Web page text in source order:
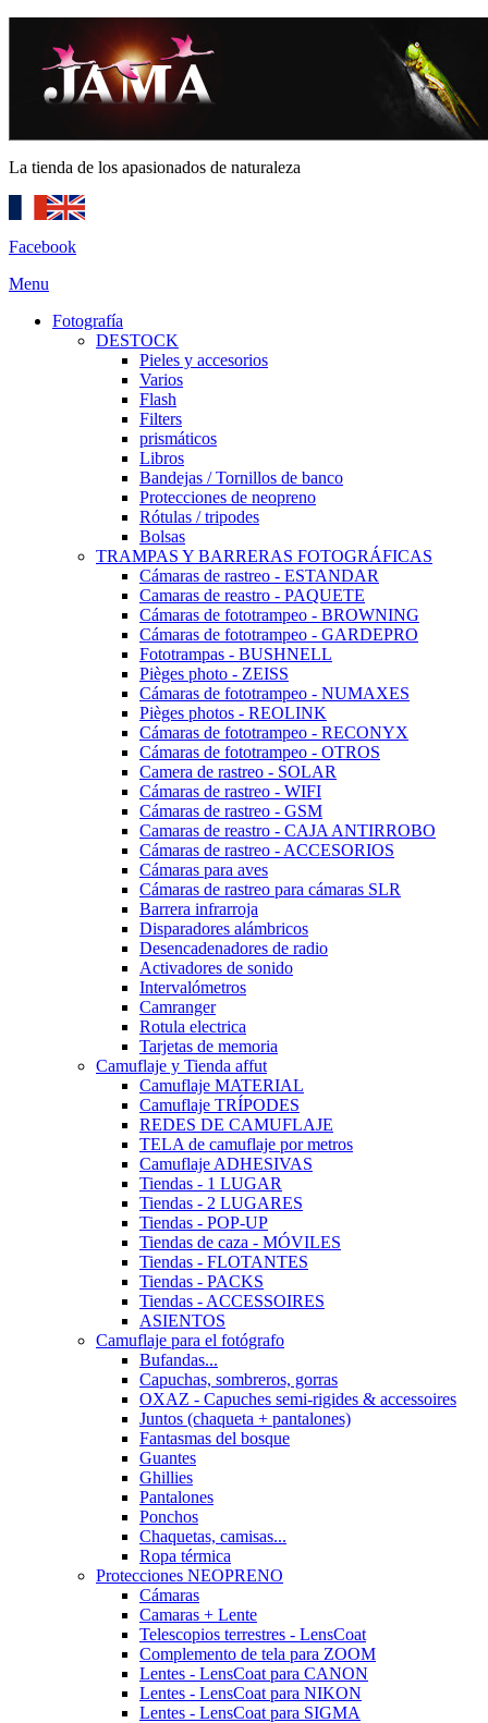
La tienda de los apasionados de naturaleza
Facebook
Menu
Fotografía
DESTOCK
Pieles y accesorios
Varios
Flash
Filters
prismáticos
Libros
Bandejas / Tornillos de banco
Protecciones de neopreno
Rótulas / tripodes
Bolsas
TRAMPAS Y BARRERAS FOTOGRÁFICAS
Cámaras de rastreo - ESTANDAR
Camaras de reastro - PAQUETE
Cámaras de fototrampeo - BROWNING
Cámaras de fototrampeo - GARDEPRO
Fototrampas - BUSHNELL
Pièges photo - ZEISS
Cámaras de fototrampeo - NUMAXES
Pièges photos - REOLINK
Cámaras de fototrampeo - RECONYX
Cámaras de fototrampeo - OTROS
Camera de rastreo - SOLAR
Cámaras de rastreo - WIFI
Cámaras de rastreo - GSM
Camaras de reastro - CAJA ANTIRROBO
Cámaras de rastreo - ACCESORIOS
Cámaras para aves
Cámaras de rastreo para cámaras SLR
Barrera infrarroja
Disparadores alámbricos
Desencadenadores de radio
Activadores de sonido
Intervalómetros
Camranger
Rotula electrica
Tarjetas de memoria
Camuflaje y Tienda affut
Camuflaje MATERIAL
Camuflaje TRÍPODES
REDES DE CAMUFLAJE
TELA de camuflaje por metros
Camuflaje ADHESIVAS
Tiendas - 1 LUGAR
Tiendas - 2 LUGARES
Tiendas - POP-UP
Tiendas de caza - MÓVILES
Tiendas - FLOTANTES
Tiendas - PACKS
Tiendas - ACCESSOIRES
ASIENTOS
Camuflaje para el fotógrafo
Bufandas...
Capuchas, sombreros, gorras
OXAZ - Capuches semi-rigides & accessoires
Juntos (chaqueta + pantalones)
Fantasmas del bosque
Guantes
Ghillies
Pantalones
Ponchos
Chaquetas, camisas...
Ropa térmica
Protecciones NEOPRENO
Cámaras
Camaras + Lente
Telescopios terrestres - LensCoat
Complemento de tela para ZOOM
Lentes - LensCoat para CANON
Lentes - LensCoat para NIKON
Lentes - LensCoat para SIGMA